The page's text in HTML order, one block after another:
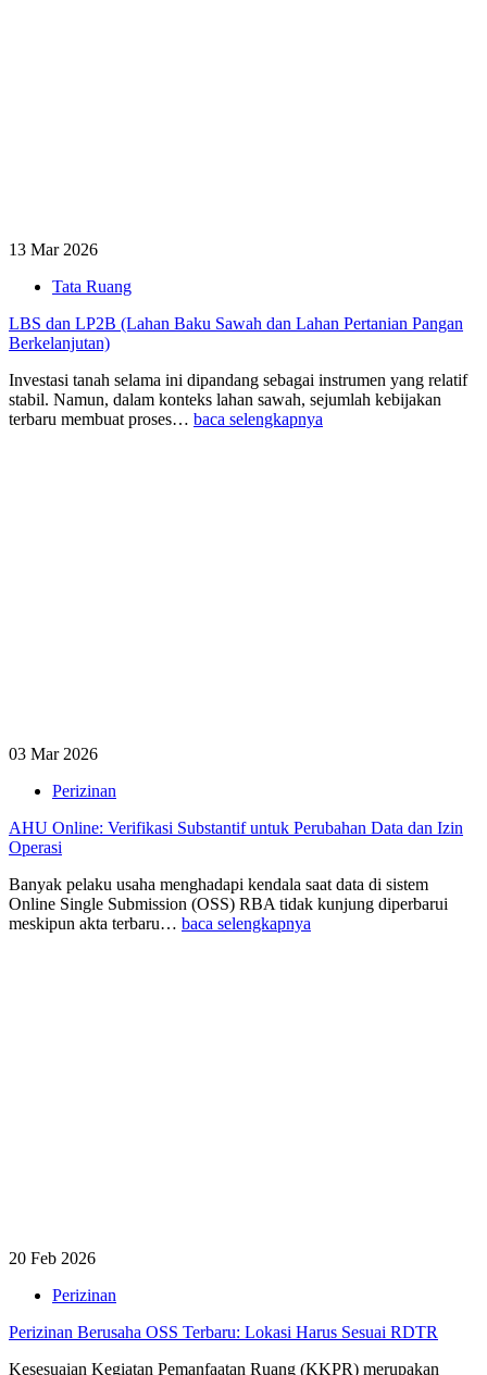
13 Mar 2026
Tata Ruang
LBS dan LP2B (Lahan Baku Sawah dan Lahan Pertanian Pangan
Berkelanjutan)
Investasi tanah selama ini dipandang sebagai instrumen yang relatif
stabil. Namun, dalam konteks lahan sawah, sejumlah kebijakan
terbaru membuat proses… baca selengkapnya
03 Mar 2026
Perizinan
AHU Online: Verifikasi Substantif untuk Perubahan Data dan Izin
Operasi
Banyak pelaku usaha menghadapi kendala saat data di sistem
Online Single Submission (OSS) RBA tidak kunjung diperbarui
meskipun akta terbaru… baca selengkapnya
20 Feb 2026
Perizinan
Perizinan Berusaha OSS Terbaru: Lokasi Harus Sesuai RDTR
Kesesuaian Kegiatan Pemanfaatan Ruang (KKPR) merupakan